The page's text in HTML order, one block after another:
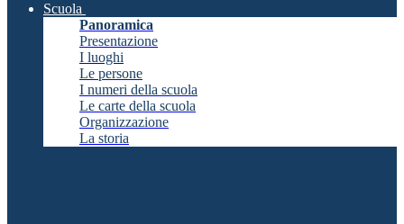
Scuola
Panoramica
Presentazione
I luoghi
Le persone
I numeri della scuola
Le carte della scuola
Organizzazione
La storia